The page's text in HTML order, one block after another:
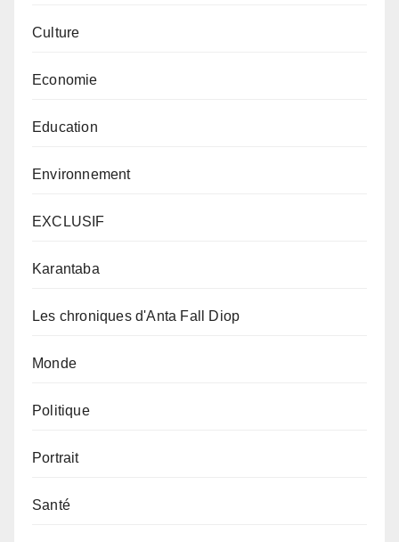
Culture
Economie
Education
Environnement
EXCLUSIF
Karantaba
Les chroniques d'Anta Fall Diop
Monde
Politique
Portrait
Santé